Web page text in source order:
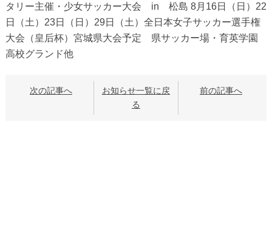
タリー主催・少女サッカー大会 in 松島 8月16日（日）22
日（土）23日（日）29日（土）全日本女子サッカー選手権
大会（皇后杯）宮城県大会予定 県サッカー場・育英学園
高校グランド他
次の記事へ
お知らせ一覧に戻
る
前の記事へ